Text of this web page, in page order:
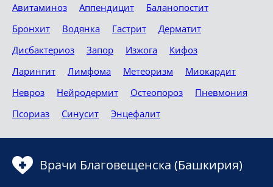
Авитаминоз Аппендицит
Баланопостит
Бронхит
Водянка Гастрит
Дерматит
Дисбактериоз
Запор Изжога
Кифоз
Ларингит
Лимфома Метеоризм
Миокардит
Невроз
Нейродермит Остеопороз
Пневмония
Псориаз
Синусит Энцефалит
Врачи Благовещенска (Башкирия)